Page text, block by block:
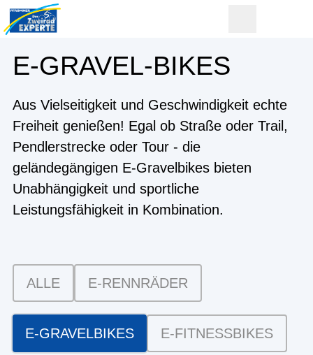
E-GRAVEL-BIKES
Aus Vielseitigkeit und Geschwindigkeit echte
Freiheit genießen! Egal ob Straße oder Trail,
Pendlerstrecke oder Tour - die
geländegängigen E-Gravelbikes bieten
Unabhängigkeit und sportliche
Leistungsfähigkeit in Kombination.
ALLE E-RENNRÄDER
E-GRAVELBIKES E-FITNESSBIKES